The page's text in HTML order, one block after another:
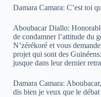
Damara Camara: C’est toi
Aboubacar Diallo:
de condamner l’attitude du
N’zérékoré et vous
projet qui sont des
jusque dans leur dernier
Damara Camara:
dis bien je veux que le